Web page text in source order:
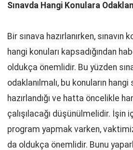
Sınavda Hangi Konulara
Bir sınava hazırlanırken, sınavın
hangi konuları kapsadığından
oldukça önemlidir. Bu yüzden
odaklanılmalı, bu konuların
hazırlandığı ve hatta öncelikle
çalışılacağı düşünülmelidir. İşin
program yapmak varken,
da oldukça önemlidir. Bunu